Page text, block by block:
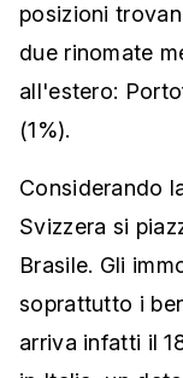
posizioni
due rinomate
all'estero:
(1%).
Considerando
Svizzera si
Brasile. Gli
soprattutto i
arriva infatti il